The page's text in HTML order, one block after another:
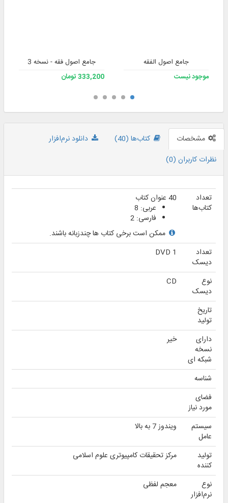
جامع اصول الفقه
موجود نیست
جامع اصول فقه - نسخه 3
333,200 تومان
مشخصات کتاب‌ها (40)
دانلود نرم‌افزار
نظرات کاربران (0)
تعداد
کتاب‌ها
40 عنوان کتاب
عربی: 8
فارسی: 2
ممکن است برخی کتاب ها چندزبانه باشند.
تعداد
دیسک
1 DVD
نوع
دیسک
CD
تاریخ
تولید
دارای
نسخه
شبکه ای
خیر
شناسه
فضای
مورد نیاز
سیستم
عامل
ویندوز 7 به بالا
تولید
کننده
مرکز تحقیقات کامپیوتری علوم اسلامی
نوع
نرم‌افزار
معجم لفظی